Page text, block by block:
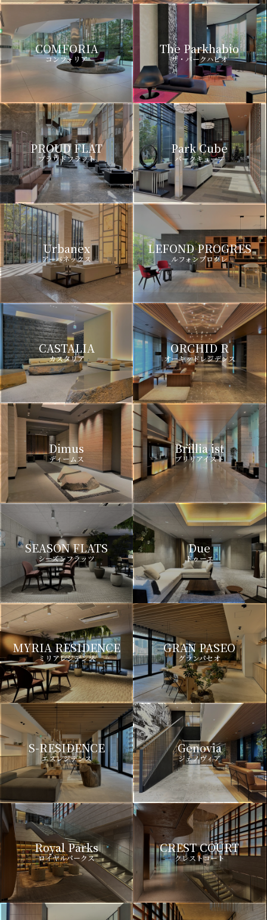
COMFORIA
コンフォリア
The Parkhabio
ザ・パークハビオ
PROUD FLAT
プラウドフラット
Park Cube
パークキューブ
Urbanex
アーバネックス
LEFOND PROGRES
ルフォンプログレ
CASTALIA
カスタリア
ORCHID R
オーキッドレジデンス
Dimus
ディームス
Brillia ist
ブリリアイスト
SEASON FLATS
シーズンフラッツ
Due
ドゥーエ
MYRIA RESIDENCE
ミリアレジデンス
GRAN PASEO
グランパセオ
S-RESIDENCE
エスレジデンス
Genovia
ジェノヴィア
Royal Parks
ロイヤルパークス
CREST COURT
クレストコート